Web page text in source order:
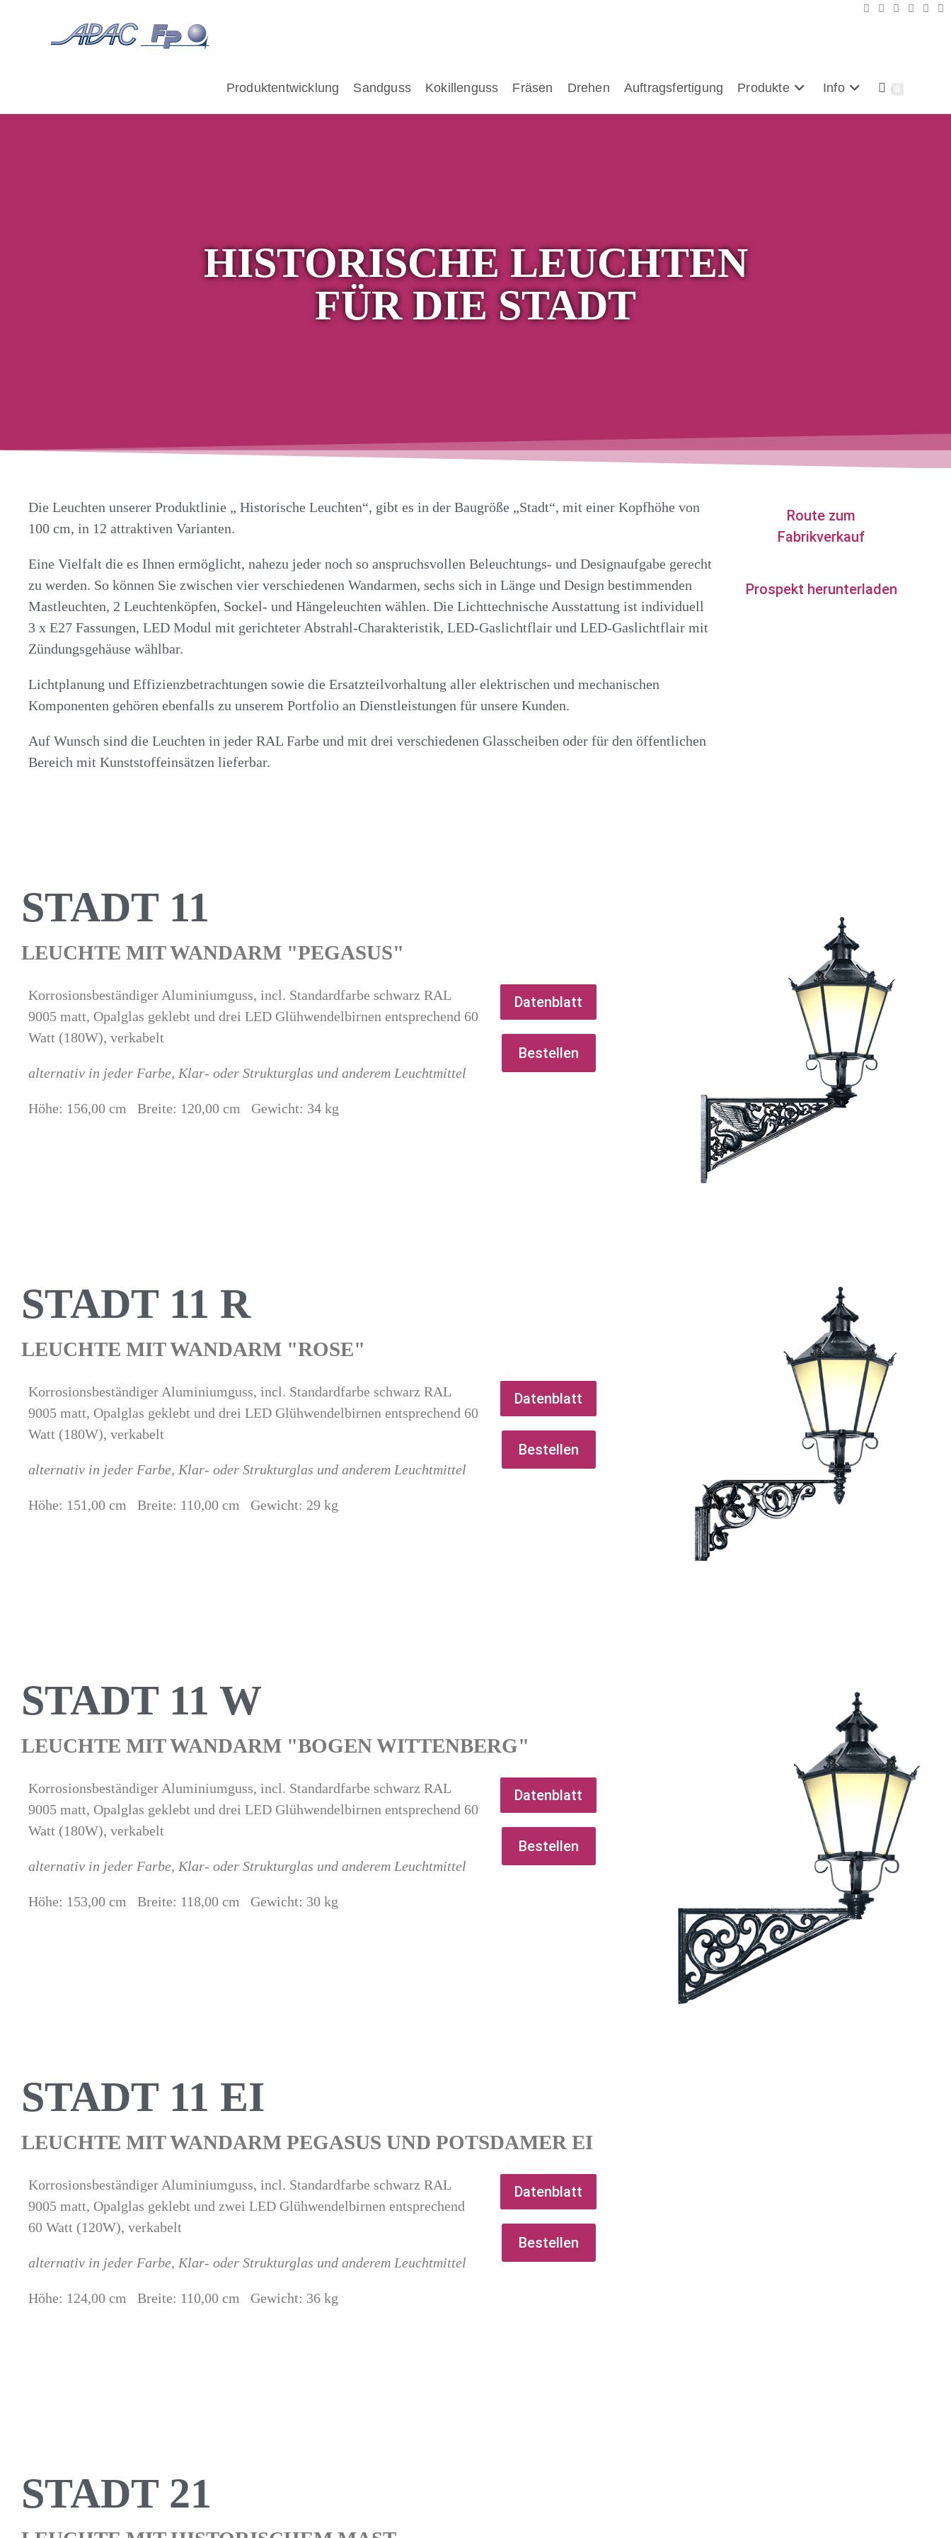
Produktentwicklung Sandguss Kokillenguss Fräsen Drehen Auftragsfertigung Produkte Info
HISTORISCHE LEUCHTEN
FÜR DIE STADT
Die Leuchten unserer Produktlinie „ Historische Leuchten“, gibt es in der Baugröße „Stadt“, mit einer Kopfhöhe von
100 cm, in 12 attraktiven Varianten.
Eine Vielfalt die es Ihnen ermöglicht, nahezu jeder noch so anspruchsvollen Beleuchtungs- und Designaufgabe gerecht
zu werden. So können Sie zwischen vier verschiedenen Wandarmen, sechs sich in Länge und Design bestimmenden
Mastleuchten, 2 Leuchtenköpfen, Sockel- und Hängeleuchten wählen. Die Lichttechnische Ausstattung ist individuell
3 x E27 Fassungen, LED Modul mit gerichteter Abstrahl-Charakteristik, LED-Gaslichtflair und LED-Gaslichtflair mit
Zündungsgehäuse wählbar.
Lichtplanung und Effizienzbetrachtungen sowie die Ersatzteilvorhaltung aller elektrischen und mechanischen
Komponenten gehören ebenfalls zu unserem Portfolio an Dienstleistungen für unsere Kunden.
Auf Wunsch sind die Leuchten in jeder RAL Farbe und mit drei verschiedenen Glasscheiben oder für den öffentlichen
Bereich mit Kunststoffeinsätzen lieferbar.
Route zum
Fabrikverkauf
Prospekt herunterladen
STADT 11
LEUCHTE MIT WANDARM "PEGASUS"
Korrosionsbeständiger Aluminiumguss, incl. Standardfarbe schwarz RAL
9005 matt, Opalglas geklebt und drei LED Glühwendelbirnen entsprechend 60
Watt (180W), verkabelt
alternativ in jeder Farbe, Klar- oder Strukturglas und anderem Leuchtmittel
Höhe: 156,00 cm Breite: 120,00 cm Gewicht: 34 kg
Datenblatt
Bestellen
STADT 11 R
LEUCHTE MIT WANDARM "ROSE"
Korrosionsbeständiger Aluminiumguss, incl. Standardfarbe schwarz RAL
9005 matt, Opalglas geklebt und drei LED Glühwendelbirnen entsprechend 60
Watt (180W), verkabelt
alternativ in jeder Farbe, Klar- oder Strukturglas und anderem Leuchtmittel
Höhe: 151,00 cm Breite: 110,00 cm Gewicht: 29 kg
Datenblatt
Bestellen
STADT 11 W
LEUCHTE MIT WANDARM "BOGEN WITTENBERG"
Korrosionsbeständiger Aluminiumguss, incl. Standardfarbe schwarz RAL
9005 matt, Opalglas geklebt und drei LED Glühwendelbirnen entsprechend 60
Watt (180W), verkabelt
alternativ in jeder Farbe, Klar- oder Strukturglas und anderem Leuchtmittel
Höhe: 153,00 cm Breite: 118,00 cm Gewicht: 30 kg
Datenblatt
Bestellen
STADT 11 EI
LEUCHTE MIT WANDARM PEGASUS UND POTSDAMER EI
Korrosionsbeständiger Aluminiumguss, incl. Standardfarbe schwarz RAL
9005 matt, Opalglas geklebt und zwei LED Glühwendelbirnen entsprechend
60 Watt (120W), verkabelt
alternativ in jeder Farbe, Klar- oder Strukturglas und anderem Leuchtmittel
Höhe: 124,00 cm Breite: 110,00 cm Gewicht: 36 kg
Datenblatt
Bestellen
STADT 21